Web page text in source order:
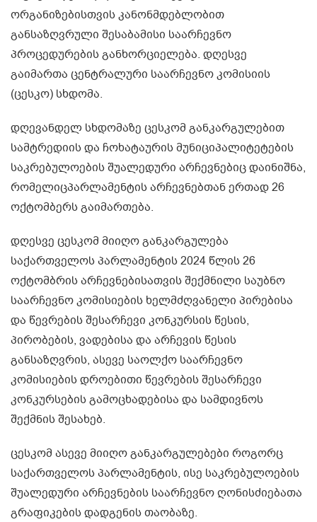
ორგანიზებისთვის კანონმდებლობით
განსაზღვრული შესაბამისი საარჩევნო
პროცედურების განხორციელება. დღესვე
გაიმართა ცენტრალური საარჩევნო კომისიის
(ცესკო) სხდომა.
დღევანდელ სხდომაზე ცესკომ განკარგულებით
სამტრედიის და ჩოხატაურის მუნიციპალიტეტების
საკრებულოების შუალედური არჩევნებიც დაინიშნა,
რომელიცპარლამენტის არჩევნებთან ერთად 26
ოქტომბერს გაიმართება.
დღესვე ცესკომ მიიღო განკარგულება
საქართველოს პარლამენტის 2024 წლის 26
ოქტომბრის არჩევნებისათვის შექმნილი საუბნო
საარჩევნო კომისიების ხელმძღვანელი პირებისა
და წევრების შესარჩევი კონკურსის წესის,
პირობების, ვადებისა და არჩევის წესის
განსაზღვრის, ასევე საოლქო საარჩევნო
კომისიების დროებითი წევრების შესარჩევი
კონკურსების გამოცხადებისა და სამდივნოს
შექმნის შესახებ.
ცესკომ ასევე მიიღო განკარგულებები როგორც
საქართველოს პარლამენტის, ისე საკრებულოების
შუალედური არჩევნების საარჩევნო ღონისძიებათა
გრაფიკების დადგენის თაობაზე.